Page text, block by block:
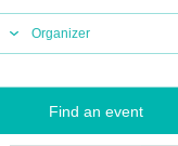
Organizer
Find an event